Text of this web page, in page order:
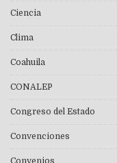
Ciencia
Clima
Coahuila
CONALEP
Congreso del Estado
Convenciones
Convenios